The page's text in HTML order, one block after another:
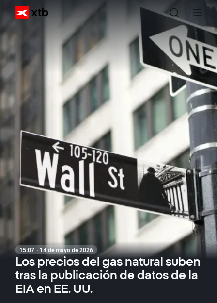
15:07 · 14 de mayo de 2026
Los precios del gas natural suben
tras la publicación de datos de la
EIA en EE. UU.